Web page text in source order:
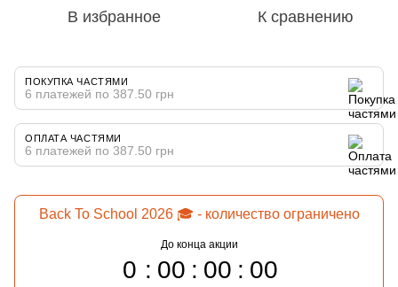
В избранное К сравнению
ПОКУПКА ЧАСТЯМИ
6 платежей по 387.50 грн
ОПЛАТА ЧАСТЯМИ
6 платежей по 387.50 грн
Back To School 2026 🎓 - количество ограничено
До конца акции
0 00 00 00